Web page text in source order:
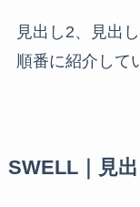
見出し2、見出
順番に紹介して
SWELL｜見